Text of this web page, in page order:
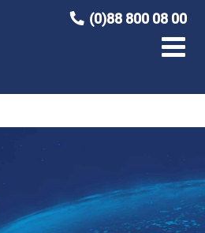
(0)88 800 08 00